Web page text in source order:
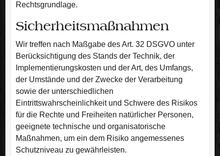
Rechtsgrundlage.
Sicherheitsmaßnahmen
Wir treffen nach Maßgabe des Art. 32 DSGVO unter
Berücksichtigung des Stands der Technik, der
Implementierungskosten und der Art, des Umfangs,
der Umstände und der Zwecke der Verarbeitung
sowie der unterschiedlichen
Eintrittswahrscheinlichkeit und Schwere des Risikos
für die Rechte und Freiheiten natürlicher Personen,
geeignete technische und organisatorische
Maßnahmen, um ein dem Risiko angemessenes
Schutzniveau zu gewährleisten.